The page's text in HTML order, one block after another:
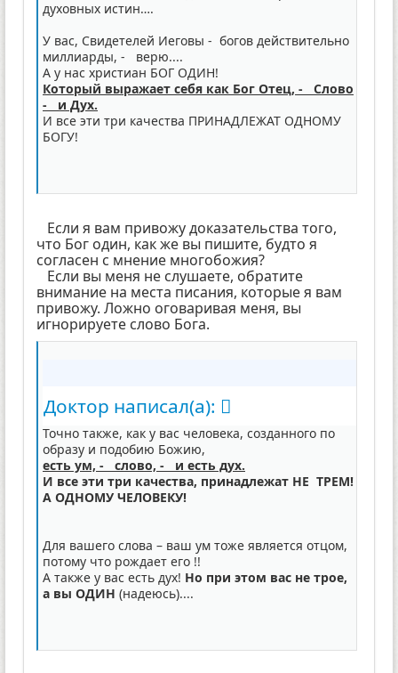
духовных истин….
У вас, Свидетелей Иеговы - богов действительно
миллиарды, - верю....
А у нас христиан БОГ ОДИН!
Который выражает себя как Бог Отец, - Слово
- и Дух.
И все эти три качества ПРИНАДЛЕЖАТ ОДНОМУ
БОГУ!
Если я вам привожу доказательства того,
что Бог один, как же вы пишите, будто я
согласен с мнение многобожия?
Если вы меня не слушаете, обратите
внимание на места писания, которые я вам
привожу. Ложно оговаривая меня, вы
игнорируете слово Бога.
Доктор написал(а):
Точно также, как у вас человека, созданного по
образу и подобию Божию,
есть ум, - слово, - и есть дух.
И все эти три качества, принадлежат НЕ ТРЕМ!
А ОДНОМУ ЧЕЛОВЕКУ!
Для вашего слова – ваш ум тоже является отцом,
потому что рождает его !!
А также у вас есть дух! Но при этом вас не трое,
а вы ОДИН (надеюсь)....